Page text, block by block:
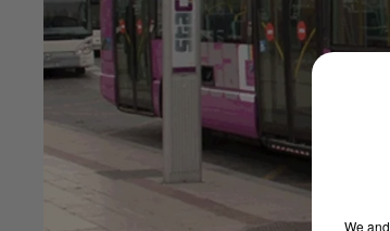
We and